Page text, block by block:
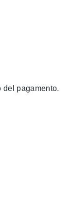
del pagamento.